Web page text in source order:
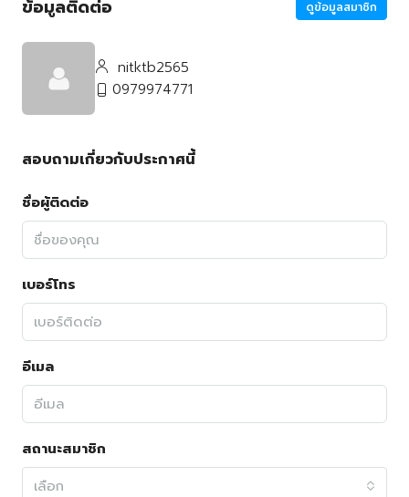
ข้อมูลติดต่อ ดูข้อมูลสมาชิก
nitktb2565
0979974771
สอบถามเกี่ยวกับประกาศนี้
ชื่อผู้ติดต่อ
เบอร์โทร
อีเมล
สถานะสมาชิก
เลือก